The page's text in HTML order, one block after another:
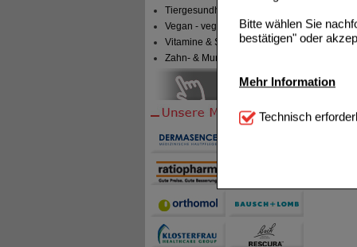
Bitte wählen Sie
bestätigen" oder
Mehr Information
Technisch
notwendig sind (z.B.
Diese
beispielsweise für
Statistik & Tracking:
sammeln, mit deren
Technisch
Tiergesundheit & Tierbedarf
Vegan - vegetarisch
Vitamine & Sport
Zahn- & Mundpflege